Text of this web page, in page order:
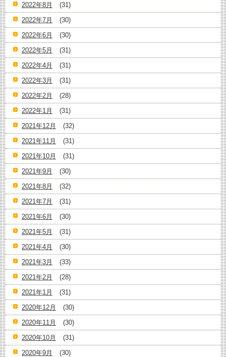
2022年8月
(31)
2022年7月
(30)
2022年6月
(30)
2022年5月
(31)
2022年4月
(31)
2022年3月
(31)
2022年2月
(28)
2022年1月
(31)
2021年12月
(32)
2021年11月
(31)
2021年10月
(31)
2021年9月
(30)
2021年8月
(32)
2021年7月
(31)
2021年6月
(30)
2021年5月
(31)
2021年4月
(30)
2021年3月
(33)
2021年2月
(28)
2021年1月
(31)
2020年12月
(30)
2020年11月
(30)
2020年10月
(31)
2020年9月
(30)